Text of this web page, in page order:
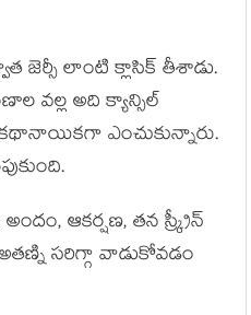
లాంటి క్లాసిక్ తీశాడు.
వ‌ల్ల అది క్యాన్సిల్
ఎంచుకున్నారు.
ఆక‌ర్ష‌ణ‌, త‌న స్క్రీన్
స‌రిగ్గా వాడుకోవ‌డం